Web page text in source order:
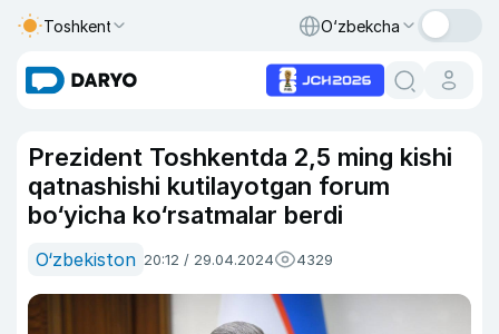
Toshkent O‘zbekcha
Prezident Toshkentda 2,5 ming kishi
qatnashishi kutilayotgan forum
bo‘yicha ko‘rsatmalar berdi
O‘zbekiston 20:12 / 29.04.2024 4329